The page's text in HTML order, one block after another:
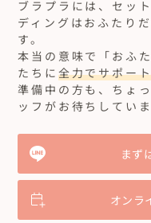
ブラプラには、セッ
ディングはおふたりだ
す。
本当の意味で「おふ
たちに 全力でサポー
準備中の方も、ちょ
ッフがお待ちしていま
まず
オンラ